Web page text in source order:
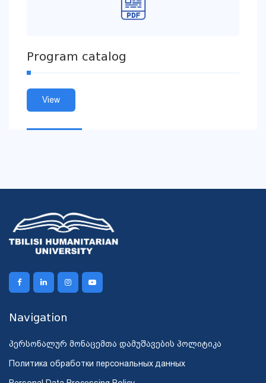
Program catalog
View
Navigation
პერსონალურ მონაცემთა დამუშავების პოლიტიკა
Политика обработки персональных данных